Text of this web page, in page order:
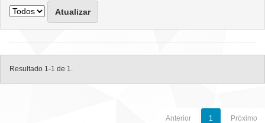
Resultado 1-1 de 1.
Anterior 1 Próximo